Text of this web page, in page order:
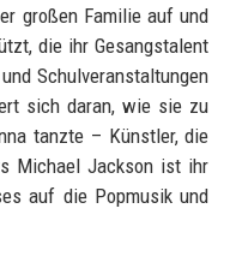
großen Familie auf und
die ihr Gesangstalent
Schulveranstaltungen
sich daran, wie sie zu
tanzte – Künstler, die
Michael Jackson ist ihr
auf die Popmusik und